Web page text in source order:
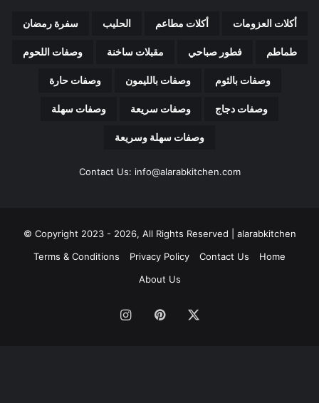
أكلات العزومات أكلات مطاعم الحليب سفرة رمضان
طماطم فطور صباحي مقبلات ساخنة وصفات اللحوم
وصفات بالثوم وصفات بالليمون وصفات حارة
وصفات دجاج وصفات سريعة وصفات سهلة
وصفات سهلة وسريعة
Contact Us: info@alarabkitchen.com
Copyright 2023 - 2026, All Rights Reserved | alarabkitchen ©
Home
Contact Us
Privacy Policy
Terms & Conditions
About Us
بينتيريست